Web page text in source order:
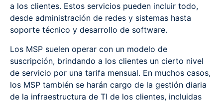
a los clientes. Estos servicios pueden incluir todo,
desde administración de redes y sistemas hasta
soporte técnico y desarrollo de software.
Los MSP suelen operar con un modelo de
suscripción, brindando a los clientes un cierto nivel
de servicio por una tarifa mensual. En muchos casos,
los MSP también se harán cargo de la gestión diaria
de la infraestructura de TI de los clientes, incluidas